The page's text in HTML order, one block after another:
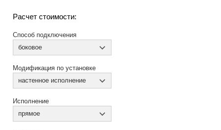
Расчет стоимости:
Способ подключения
боковое
Модификация по установке
настенное исполнение
Исполнение
прямое